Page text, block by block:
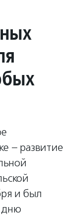
– развитие
и был
дню